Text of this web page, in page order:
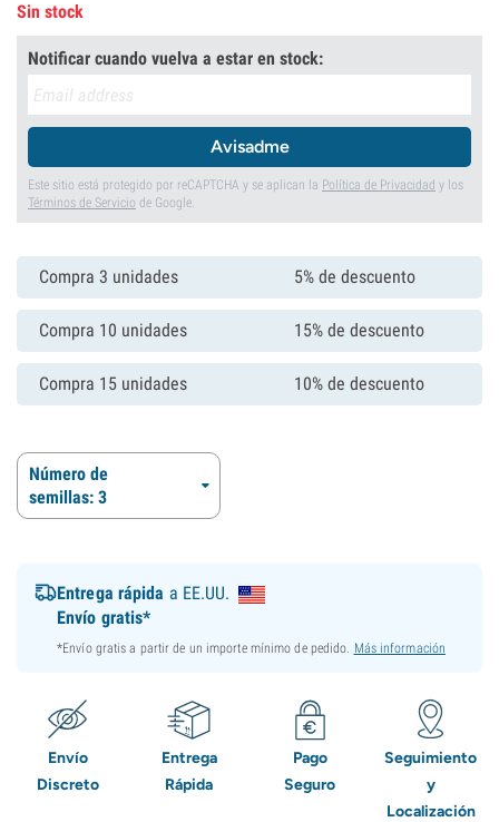
Sin stock
Notificar cuando vuelva a estar en stock:
Avisadme
Este sitio está protegido por reCAPTCHA y se aplican la Política de Privacidad y los
Términos de Servicio de Google.
Compra 3 unidades 5% de descuento
Compra 10 unidades 15% de descuento
Compra 15 unidades 10% de descuento
Número de
semillas: 3
Entrega rápida a EE.UU.
Envío gratis*
*Envío gratis a partir de un importe mínimo de pedido. Más información
Envío
Discreto
Entrega
Rápida
Pago
Seguro
Seguimiento
y
Localización